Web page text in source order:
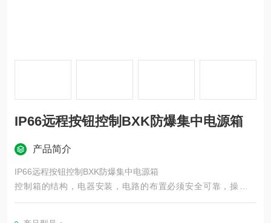
IP66远程按钮控制BXK防爆集中电源箱
产品简介
IP66远程按钮控制BXK防爆集中电源箱
控制箱的结构，电器安装，电路的布置必须安全可靠，操作方
便，维修容易。控制箱内的裸露带电导